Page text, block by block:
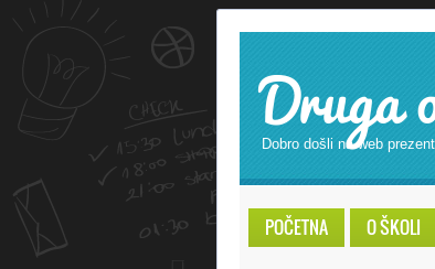
Druga
Dobro došli na web
POČETNA O ŠKOLI